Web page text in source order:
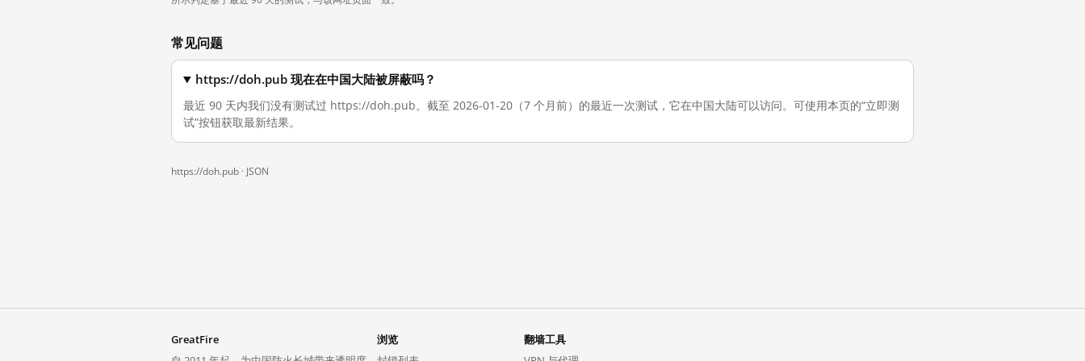
常见问题
https://doh.pub 现在在中国大陆被屏蔽吗？
最近 90 天内我们没有测试过 https://doh.pub。截至 2026-01-20（7 个月前）的最近一次测试，它在中国大陆可以访问。可使用本页的“立即测
试”按钮获取最新结果。
https://doh.pub · JSON
GreatFire
浏览
翻墙工具